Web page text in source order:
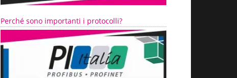
Perché sono importanti i protocolli?